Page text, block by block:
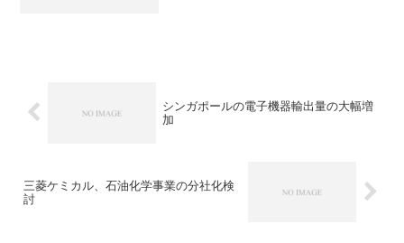
シンガポールの電子機器輸出量の大幅増
加
三菱ケミカル、石油化学事業の分社化検
討